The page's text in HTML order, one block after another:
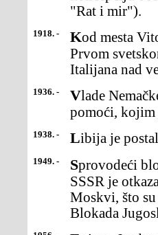
"Rat i mir").
1918. - Kod mesta Vitorio Veneto počela je jedna od poslednjihbitaka u
Prvom
Italijana nad
1936. - Vlade Nemačke i Italije potpisale su tajni protokol ouzajamnoj
pomoći, kojim
1938. - Libija je
1949. - Sprovodeći blokadu Jugoslavije nakon Rezolucije Informbiroa,
SSSR je
Moskvi, što
Blokada